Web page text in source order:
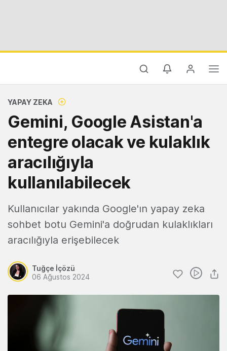
YAPAY ZEKA
Gemini, Google Asistan'a
entegre olacak ve kulaklık
aracılığıyla
kullanılabilecek
Kullanıcılar yakında Google'ın yapay zeka
sohbet botu Gemini'a doğrudan kulaklıkları
aracılığıyla erişebilecek
Tuğçe İçözü
06 Ağustos 2024